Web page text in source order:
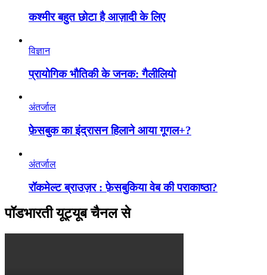
कश्मीर बहुत छोटा है आज़ादी के लिए
विज्ञान
प्रायोगिक भौतिकी के जनक: गैलीलियो
अंतर्जाल
फ़ेसबुक का इंद्रासन हिलाने आया गूगल+?
अंतर्जाल
रॉकमेल्ट ब्राउज़र : फ़ेसबुकिया वेब की पराकाष्ठा?
पॉडभारती यूट्यूब चैनल से